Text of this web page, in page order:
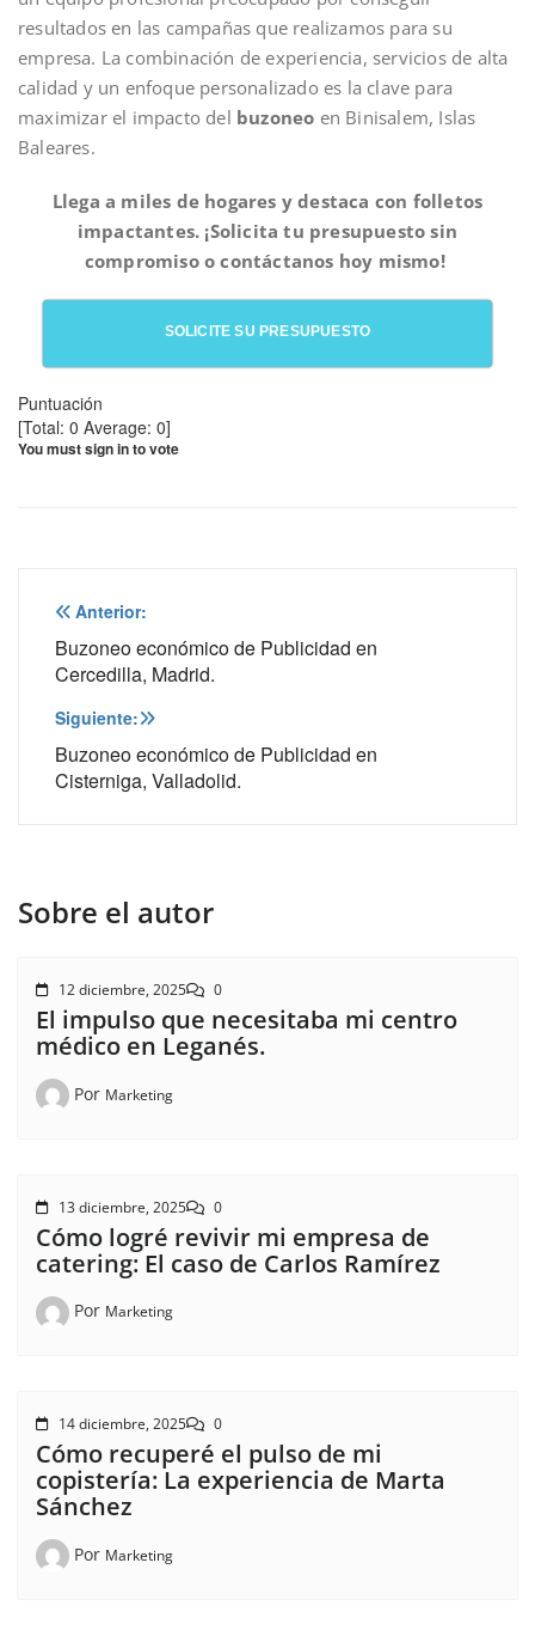
resultados en las campañas que realizamos para su
empresa. La combinación de experiencia, servicios de alta
calidad y un enfoque personalizado es la clave para
maximizar el impacto del buzoneo en Binisalem, Islas
Baleares.
Llega a miles de hogares y destaca con folletos
impactantes. ¡Solicita tu presupuesto sin
compromiso o contáctanos hoy mismo!
SOLICITE SU PRESUPUESTO
Puntuación
[Total: 0 Average: 0]
You must sign in to vote
Navegación
de
entradas
Anterior:
Buzoneo económico de Publicidad en
Cercedilla, Madrid.
Siguiente:
Buzoneo económico de Publicidad en
Cisterniga, Valladolid.
Sobre el autor
14 diciembre, 2025 0
Cómo recuperé el pulso de mi
copistería: La experiencia de Marta
Sánchez
Por Marketing
13 diciembre, 2025 0
Cómo logré revivir mi empresa de
catering: El caso de Carlos Ramírez
Por Marketing
12 diciembre, 2025 0
El impulso que necesitaba mi centro
médico en Leganés.
Por Marketing